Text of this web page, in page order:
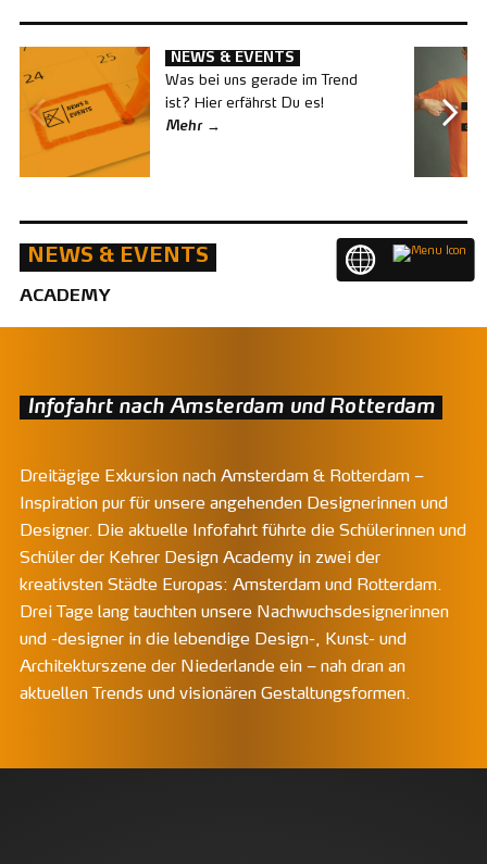
NEWS & EVENTS
Was bei uns gerade im Trend
ist? Hier erfährst Du es!
Mehr
EN
NEWS & EVENTS
ACADEMY
Infofahrt nach Amsterdam und Rotterdam
Dreitägige Exkursion nach Amsterdam & Rotterdam –
Inspiration pur für unsere angehenden Designerinnen und
Designer. Die aktuelle Infofahrt führte die Schülerinnen und
Schüler der Kehrer Design Academy in zwei der
kreativsten Städte Europas: Amsterdam und Rotterdam.
Drei Tage lang tauchten unsere Nachwuchsdesignerinnen
und -designer in die lebendige Design-, Kunst- und
Architekturszene der Niederlande ein – nah dran an
aktuellen Trends und visionären Gestaltungsformen.